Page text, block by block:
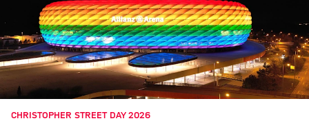
CHRISTOPHER STREET DAY 2026